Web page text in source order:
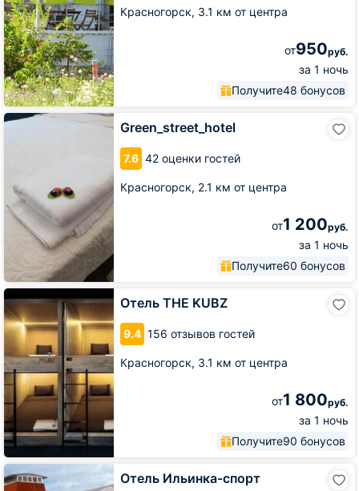
Красногорск, 3.1 км от центра
от950руб.
за 1 ночь
Получите48 бонусов
Green_street_hotel
7.6 42 оценки гостей
Красногорск, 2.1 км от центра
от1 200руб.
за 1 ночь
Получите60 бонусов
Green_street_hotel
Отель THE KUBZ
9.4 156 отзывов гостей
Красногорск, 3.1 км от центра
от1 800руб.
за 1 ночь
Получите90 бонусов
Отель
THE
KUBZ
Отель Ильинка-спорт
Отель
Ильинка-